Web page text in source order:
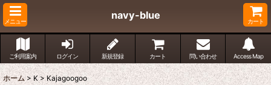
メニュー
navy-blue
カート
ご利用案内 ログイン 新規登録 カート 問い合わせ Access Map
ホーム > K > Kajagoogoo